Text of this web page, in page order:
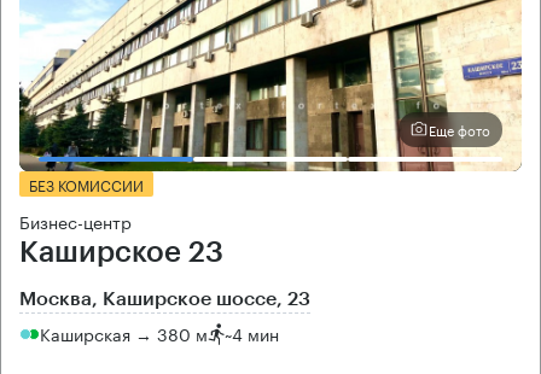
Еще фото
БЕЗ КОМИССИИ
Бизнес-центр
Каширское 23
Москва, Каширское шоссе, 23
Каширская → 380 м ~4 мин